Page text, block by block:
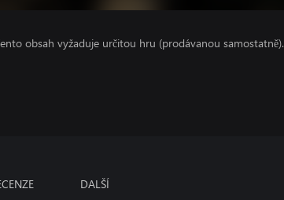
obsah vyžaduje určitou hru (prodávanou samostatně).
DALŠÍ